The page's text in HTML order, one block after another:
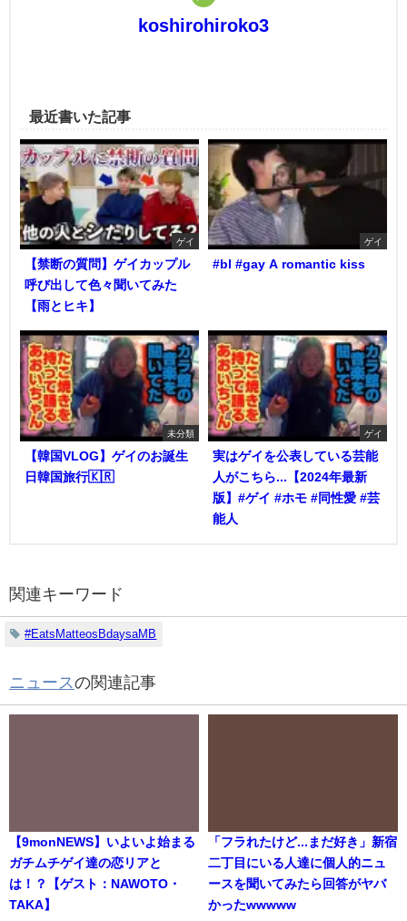
koshirohiroko3
最近書いた記事
ゲイ
【禁断の質問】ゲイカップル
呼び出して色々聞いてみた
【雨とヒキ】
ゲイ
#bl #gay A romantic kiss
未分類
【韓国VLOG】ゲイのお誕生
日韓国旅行🇰🇷
ゲイ
実はゲイを公表している芸能
人がこちら...【2024年最新
版】#ゲイ #ホモ #同性愛 #芸
能人
関連キーワード
#EatsMatteosBdaysaMB
ニュースの関連記事
【9monNEWS】いよいよ始まる
ガチムチゲイ達の恋リアと
は！？【ゲスト：NAWOTO・
TAKA】
「フラれたけど...まだ好き」新宿
二丁目にいる人達に個人的ニュ
ースを聞いてみたら回答がヤバ
かったwwwww